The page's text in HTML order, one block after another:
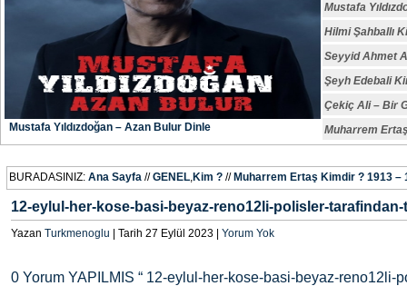
Mustafa Yıldızdoğan – Azan Bulur Dinle
Mustafa
Hilmi Şahballı
Seyyid Ahmet
Şeyh Edebali
Çekiç Ali – Bir
Muharrem
BURADASINIZ: Ana Sayfa //GENEL,Kim ? // Muharrem Ertaş Kimdir ? 1913 –
12-eylul-her-kose-basi-beyaz-reno12li-polisler-
Yazan Turkmenoglu | Tarih 27 Eylül 2023 | Yorum Yok
0 Yorum YAPILMIS “ 12-eylul-her-kose-basi-beyaz-reno12li-